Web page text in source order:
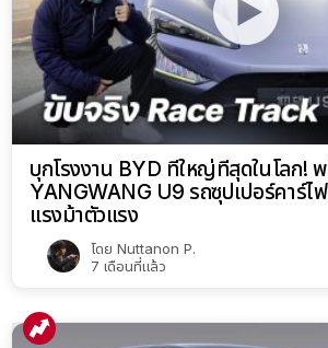
บุกโรงงาน BYD ที่ใหญ่ที่สุดในโลก!
YANGWANG U9 รถซุปเปอร์คาร์ไ
แรงม้าตัวแรง
โดย Nuttanon P.
7 เดือนที่แล้ว